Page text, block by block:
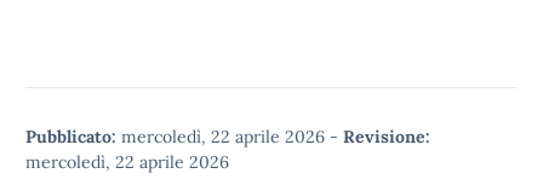
Pubblicato: mercoledì, 22 aprile 2026 - Revisione:
mercoledì, 22 aprile 2026